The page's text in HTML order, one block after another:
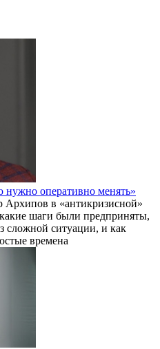
нужно оперативно менять»
Архипов в «антикризисной»
шаги были предприняты,
сложной ситуации, и как
времена